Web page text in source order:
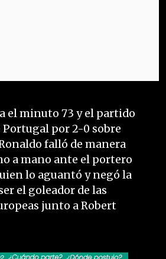
el minuto 73 y el partido
Portugal por 2-0 sobre
falló de manera
a mano ante el portero
lo aguantó y negó la
el goleador de las
junto a Robert